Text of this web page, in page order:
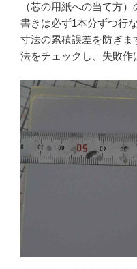
（芯の用紙への当て方
書きは必ず1本分ずつ行
寸法の累積誤差を防ぎ
法をチェックし、失敗作